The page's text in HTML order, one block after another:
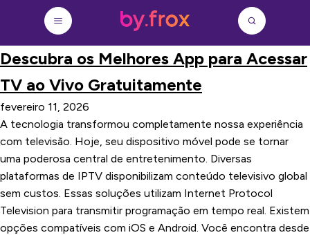
Descubra os Melhores App para Acessar
TV ao Vivo Gratuitamente
fevereiro 11, 2026
A tecnologia transformou completamente nossa experiência
com televisão. Hoje, seu dispositivo móvel pode se tornar
uma poderosa central de entretenimento. Diversas
plataformas de IPTV disponibilizam conteúdo televisivo global
sem custos. Essas soluções utilizam Internet Protocol
Television para transmitir programação em tempo real. Existem
opções compatíveis com iOS e Android. Você encontra desde